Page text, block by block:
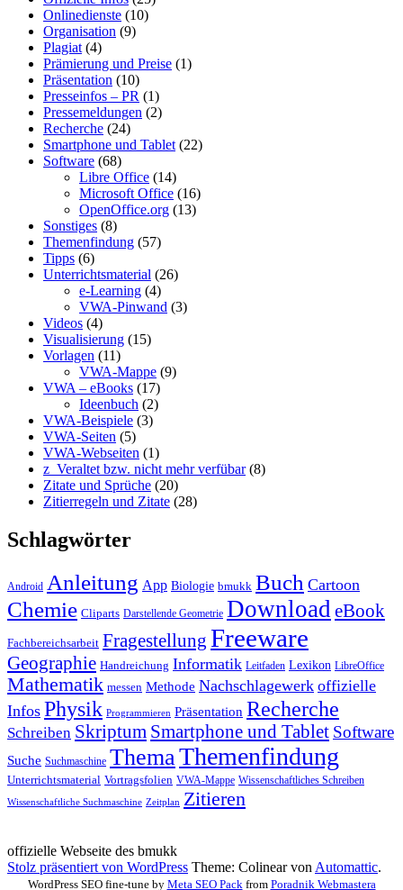
Onlinedienste (10)
Organisation (9)
Plagiat (4)
Prämierung und Preise (1)
Präsentation (10)
Presseinfos – PR (1)
Pressemeldungen (2)
Recherche (24)
Smartphone und Tablet (22)
Software (68)
Libre Office (14)
Microsoft Office (16)
OpenOffice.org (13)
Sonstiges (8)
Themenfindung (57)
Tipps (6)
Unterrichtsmaterial (26)
e-Learning (4)
VWA-Pinwand (3)
Videos (4)
Visualisierung (15)
Vorlagen (11)
VWA-Mappe (9)
VWA – eBooks (17)
Ideenbuch (2)
VWA-Beispiele (3)
VWA-Seiten (5)
VWA-Webseiten (1)
z_Veraltet bzw. nicht mehr verfübar(8)
Zitate und Sprüche (20)
Zitierregeln und Zitate (28)
Schlagwörter
Android Anleitung App Biologie bmukk Buch Cartoon
Chemie Cliparts Darstellende Geometrie DownloadeBook
Fachbereichsarbeit Fragestellung Freeware
Geographie Handreichung Informatik Leitfaden Lexikon LibreOffice
Mathematik messen Methode Nachschlagewerk offizielle
Infos Physik Programmieren Präsentation Recherche
Schreiben Skriptum Smartphone und Tablet Software
Suche Suchmaschine ThemaThemenfindung
Unterrichtsmaterial Vortragsfolien VWA-Mappe Wissenschaftliches Schreiben
Wissenschaftliche Suchmaschine Zeitplan Zitieren
offizielle Webseite des bmukk
Stolz präsentiert von WordPress Theme: Colinear von Automattic.
WordPress SEO fine-tune by Meta SEO Packfrom Poradnik Webmastera